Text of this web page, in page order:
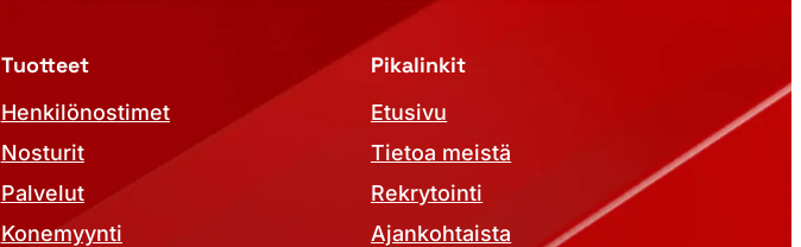
Tuotteet
Henkilönostimet
Nosturit
Palvelut
Konemyynti
Pikalinkit
Etusivu
Tietoa meistä
Rekrytointi
Ajankohtaista